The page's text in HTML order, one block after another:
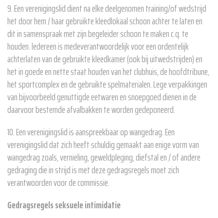
9. Een verenigingslid dient na elke deelgenomen training/of wedstrijd
het door hem / haar gebruikte kleedlokaal schoon achter te laten en
dit in samenspraak met zijn begeleider schoon te maken c.q. te
houden. ledereen is medeverantwoordelijk voor een ordentelijk
achterlaten van de gebruikte kleedkamer (ook bij uitwedstrijden) en
het in goede en nette staat houden van het clubhuis, de hoofdtribune,
het sportcomplex en de gebruikte spelmaterialen. Lege verpakkingen
van bijvoorbeeld genuttigde eetwaren en snoepgoed dienen in de
daarvoor bestemde afvalbakken te worden gedeponeerd.
10. Een verenigingslid is aanspreekbaar op wangedrag. Een
verenigingslid dat zich heeft schuldig gemaakt aan enige vorm van
wangedrag zoals, vernieling, geweldpleging, diefstal en / of andere
gedraging die in strijd is met deze gedragsregels moet zich
verantwoorden voor de commissie.
Gedragsregels seksuele intimidatie